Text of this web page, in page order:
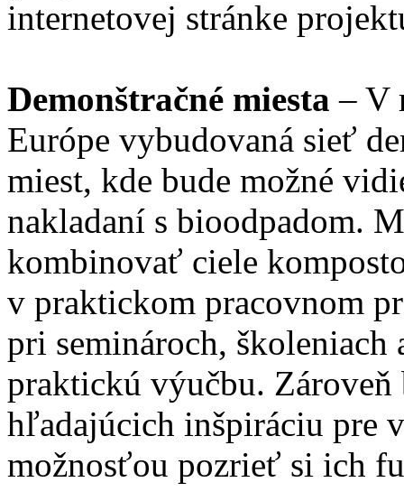
internetovej stránke
Demonštračné miesta – V
Európe vybudovaná sieť
miest, kde bude možné
nakladaní s bioodpadom.
kombinovať ciele
v praktickom pracovnom
pri seminároch, školeniach
praktickú výučbu.
hľadajúcich inšpiráciu pre
možnosťou pozrieť si ich